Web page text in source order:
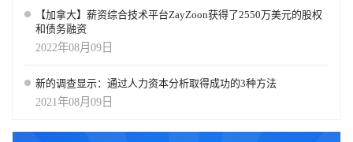
【加拿大】薪资综合技术平台ZayZoon获得了2550万美元的股权
和债务融资
2022年08月09日
新的调查显示：通过人力资本分析取得成功的3种方法
2021年08月09日